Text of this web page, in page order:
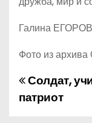
Галина
Фото из архива
НСолдат,
патриот